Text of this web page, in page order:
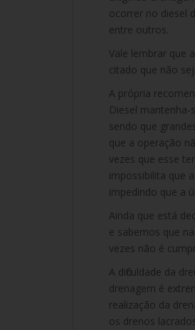
ocorrer no diesel
entre outros.
Vale lembrar que
citado que não
A própria
Diesel
sendo que
que a operação
vezes que esse
impossibilita que
impedindo que a
Ainda que está
e sabemos que
vezes não é
A dificuldade da
drenagem é
realização da
os drenos